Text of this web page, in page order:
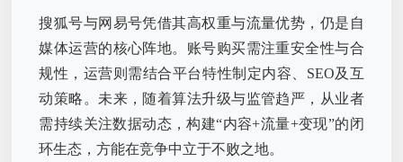
搜狐号与网易号凭借其高权重与流量优势，仍是自
媒体运营的核心阵地。账号购买需注重安全性与合
规性，运营则需结合平台特性制定内容、SEO及互
动策略。未来，随着算法升级与监管趋严，从业者
需持续关注数据动态，构建“内容+流量+变现”的闭
环生态，方能在竞争中立于不败之地。